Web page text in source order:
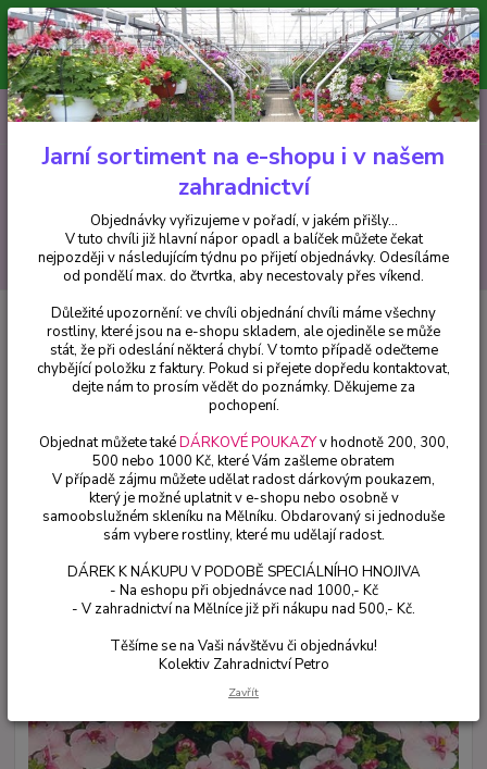
Minimální hodnota pro odeslání z e-shopu je 300 Kč.
V tuto chvíli již hlavní nápor objednávek opadl a balíček můžete čekat
nejpozději v následujícím týdnu po přijetí objednávky. Objednávky
vyřizujeme v pořadí, v jakém přišly...
CZK
Hledat
+420 602 223 614 0ks
za0 Kč
Balkónové rostliny Diascie růžová (Ostruhatka) - 1 ks
Diascie růžová (Ostruhatka) - 1 ks
Jarní sortiment na e-shopu i v našem
zahradnictví
Objednávky vyřizujeme v pořadí, v jakém přišly...
V tuto chvíli již hlavní nápor opadl a balíček můžete čekat
nejpozději v následujícím týdnu po přijetí objednávky. Odesíláme
od pondělí max. do čtvrtka, aby necestovaly přes víkend.
Důležité upozornění: ve chvíli objednání chvíli máme všechny
rostliny, které jsou na e-shopu skladem, ale ojediněle se může
stát, že při odeslání některá chybí. V tomto případě odečteme
chybějící položku z faktury. Pokud si přejete dopředu kontaktovat,
dejte nám to prosím vědět do poznámky. Děkujeme za
pochopení.
Objednat můžete takéDÁRKOVÉ POUKAZYv hodnotě 200, 300,
500 nebo 1000 Kč, které Vám zašleme obratem
V případě zájmu můžete udělat radost dárkovým poukazem,
který je možné uplatnit v e-shopu nebo osobně v
samoobslužném skleníku na Mělníku. Obdarovaný si jednoduše
sám vybere rostliny, které mu udělají radost.
DÁREK K NÁKUPU V PODOBĚ SPECIÁLNÍHO HNOJIVA
- Na eshopu při objednávce nad 1000,- Kč
- V zahradnictví na Mělníce již při nákupu nad 500,- Kč.
Těšíme se na Vaši návštěvu či objednávku!
Kolektiv Zahradnictví Petro
Zavřít